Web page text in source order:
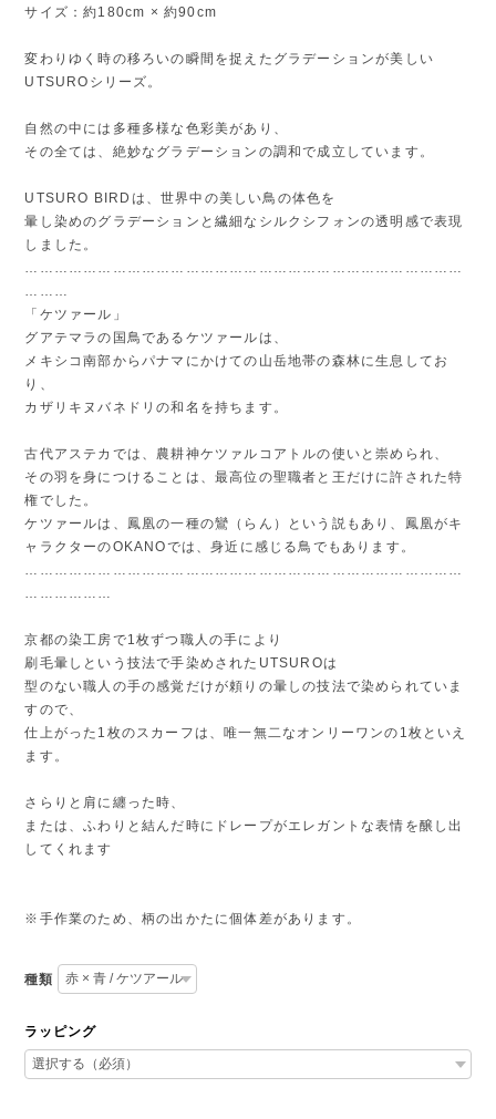
サイズ：約180cm × 約90cm
変わりゆく時の移ろいの瞬間を捉えたグラデーションが美しい
UTSUROシリーズ。
自然の中には多種多様な色彩美があり、
その全ては、絶妙なグラデーションの調和で成立しています。
UTSURO BIRDは、世界中の美しい鳥の体色を
暈し染めのグラデーションと繊細なシルクシフォンの透明感で表現
しました。
………………………………………………………………………………
………
「ケツァール」
グアテマラの国鳥であるケツァールは、
メキシコ南部からパナマにかけての山岳地帯の森林に生息してお
り、
カザリキヌバネドリの和名を持ちます。
古代アステカでは、農耕神ケツァルコアトルの使いと崇められ、
その羽を身につけることは、最高位の聖職者と王だけに許された特
権でした。
ケツァールは、鳳凰の一種の鸞（らん）という説もあり、鳳凰がキ
ャラクターのOKANOでは、身近に感じる鳥でもあります。
………………………………………………………………………………
………………
京都の染工房で1枚ずつ職人の手により
刷毛暈しという技法で手染めされたUTSUROは
型のない職人の手の感覚だけが頼りの暈しの技法で染められていま
すので、
仕上がった1枚のスカーフは、唯一無二なオンリーワンの1枚といえ
ます。
さらりと肩に纏った時、
または、ふわりと結んだ時にドレープがエレガントな表情を醸し出
してくれます
※手作業のため、柄の出かたに個体差があります。
種類
ラッピング